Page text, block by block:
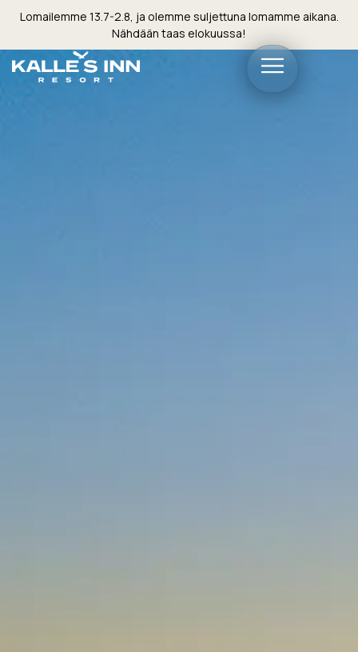
Lomailemme 13.7-2.8, ja olemme suljettuna lomamme aikana.
Nähdään taas elokuussa!